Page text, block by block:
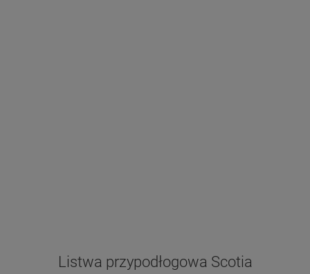
Listwa przypodłogowa Scotia